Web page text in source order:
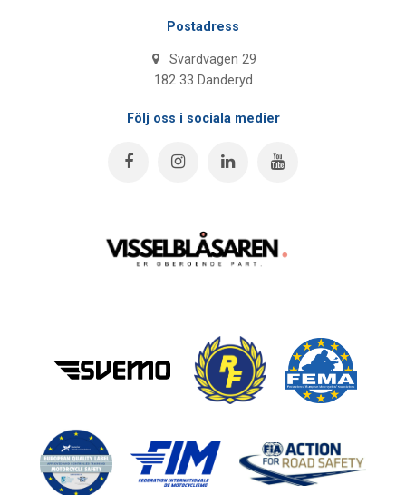
Postadress
Svärdvägen 29
182 33 Danderyd
Följ oss i sociala medier